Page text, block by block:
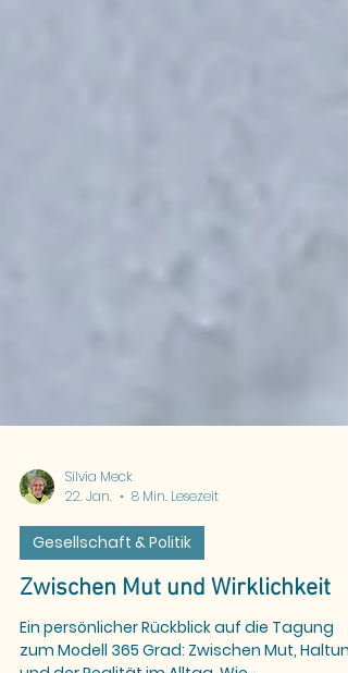
Silvia Meck
22. Jan.
8 Min. Lesezeit
Zwischen Mut und Wirklichkeit